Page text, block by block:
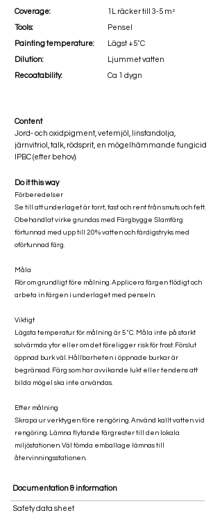
Coverage:
Tools:
Painting temperature:
Dilution:
Recoatability:
1L räcker till 3-5 m²
Pensel
Lägst +5˚C
Ljummet vatten
Ca 1 dygn
Content
Jord- och oxidpigment, vetemjöl, linstandolja,
järnvitriol, talk, rödsprit, en mögelhämmande fungicid
IPBC (efter behov).
Do it this way
Förberedelser
Se till att underlaget är torrt, fast och rent från smuts och fett.
Obehandlat virke grundas med Färgbygge Slamfärg
förtunnad med upp till 20% vatten och färdigstryks med
oförtunnad färg.
Måla
Rör om grundligt före målning. Applicera färgen flödigt och
arbeta in färgen i underlaget med penseln.
Viktigt
Lägsta temperatur för målning är 5˚C. Måla inte på starkt
solvärmda ytor eller om det föreligger risk för frost. Förslut
öppnad burk väl. Hållbarheten i öppnade burkar är
begränsad. Färg som har avvikande lukt eller tendens att
bilda mögel ska inte användas.
Efter målning
Skrapa ur verktygen före rengöring. Använd kallt vatten vid
rengöring. Lämna flytande färgrester till den lokala
miljöstationen. Väl tömda emballage lämnas till
återvinningsstationen.
Documentation & information
Safety data sheet